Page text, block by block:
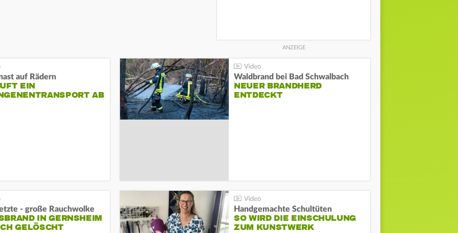
auf Rädern
EIN
AB
Waldbrand bei Bad Schwalbach
NEUER BRANDHERD
ENTDECKT
- große Rauchwolke
IN GERNSHEIM E
GELÖSCHT
Handgemachte Schultüten
SO WIRD DIE EINSCHULUNG
ZUM KUNSTWERK